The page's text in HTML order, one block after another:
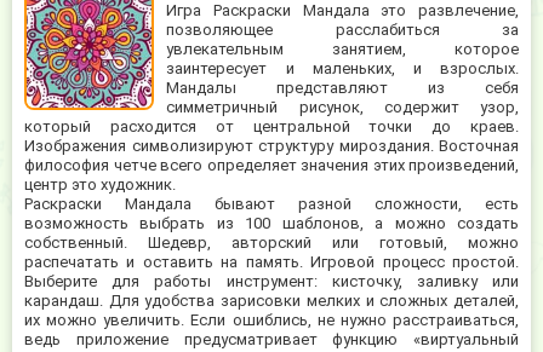
Игра Раскраски Мандала это развлечение,
позволяющее расслабиться за
увлекательным занятием, которое
заинтересует и маленьких, и взрослых.
Мандалы представляют из себя
симметричный рисунок, содержит узор,
который расходится от центральной точки до краев.
Изображения символизируют структуру мироздания. Восточная
философия четче всего определяет значения этих произведений,
центр это художник.
Раскраски Мандала бывают разной сложности, есть
возможность выбрать из 100 шаблонов, а можно создать
собственный. Шедевр, авторский или готовый, можно
распечатать и оставить на память. Игровой процесс простой.
Выберите для работы инструмент: кисточку, заливку или
карандаш. Для удобства зарисовки мелких и сложных деталей,
их можно увеличить. Если ошиблись, не нужно расстраиваться,
ведь приложение предусматривает функцию «виртуальный